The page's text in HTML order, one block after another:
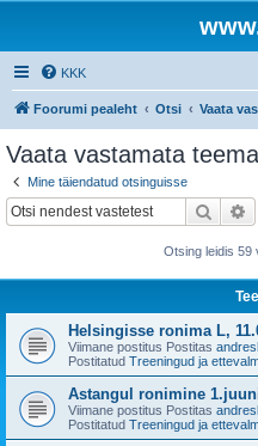
KKK
Foorumi pealeht Otsi Vaata
Vaata vastamata
Mine täiendatud otsinguisse
Otsi
Otsing leidis 59
Helsingisse ronima L,
Viimane postitus Postitas
Postitatud Treeningud ja
Astangul ronimine
Viimane postitus Postitas
Postitatud Treeningud ja